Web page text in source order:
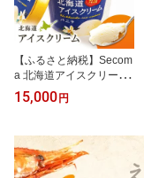
【ふるさと納税】Secom
a 北海道アイスクリーム
（バニラ12個セット）
アイス 詰め合わせ セッ
ーツ デザート 北海道 バ
ニラ セコマ ふるさと納
税 羽幌 羽幌町【0110
15,000 円